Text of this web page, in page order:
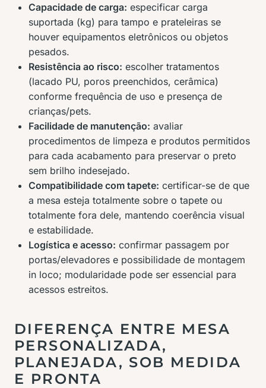
Capacidade de carga: especificar carga
suportada (kg) para tampo e prateleiras se
houver equipamentos eletrônicos ou objetos
pesados.
Resistência ao risco: escolher tratamentos
(lacado PU, poros preenchidos, cerâmica)
conforme frequência de uso e presença de
crianças/pets.
Facilidade de manutenção: avaliar
procedimentos de limpeza e produtos permitidos
para cada acabamento para preservar o preto
sem brilho indesejado.
Compatibilidade com tapete: certificar-se de que
a mesa esteja totalmente sobre o tapete ou
totalmente fora dele, mantendo coerência visual
e estabilidade.
Logística e acesso: confirmar passagem por
portas/elevadores e possibilidade de montagem
in loco; modularidade pode ser essencial para
acessos estreitos.
DIFERENÇA ENTRE MESA
PERSONALIZADA,
PLANEJADA, SOB MEDIDA
E PRONTA